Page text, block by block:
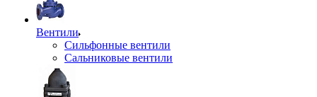
Вентили
Сильфонные вентили
Сальниковые вентили